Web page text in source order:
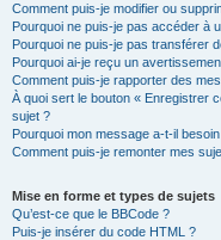
Comment puis-je modifier ou
Pourquoi ne puis-je pas accéder à
Pourquoi ne puis-je pas transférer
Pourquoi ai-je reçu un
Comment puis-je rapporter des
À quoi sert le bouton « Enregistrer
sujet ?
Pourquoi mon message a-t-il
Comment puis-je remonter mes
Mise en forme et types de sujets
Qu’est-ce que le BBCode ?
Puis-je insérer du code HTML ?